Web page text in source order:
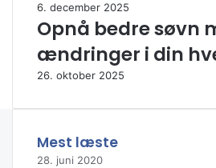
6. december 2025
Opnå bedre søvn
ændringer i din
26. oktober 2025
Mest læste
28. juni 2020